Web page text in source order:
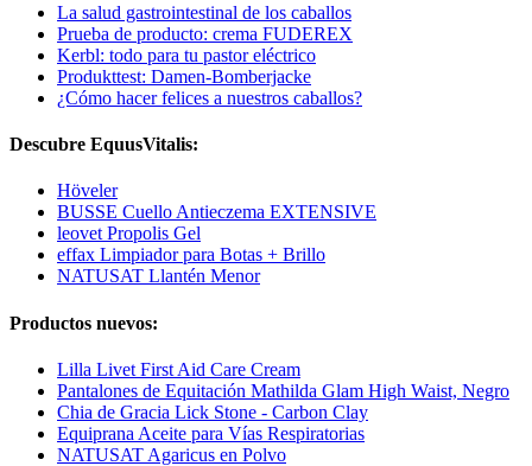
La salud gastrointestinal de los caballos
Prueba de producto: crema FUDEREX
Kerbl: todo para tu pastor eléctrico
Produkttest: Damen-Bomberjacke
¿Cómo hacer felices a nuestros caballos?
Descubre EquusVitalis:
Höveler
BUSSE Cuello Antieczema EXTENSIVE
leovet Propolis Gel
effax Limpiador para Botas + Brillo
NATUSAT Llantén Menor
Productos nuevos:
Lilla Livet First Aid Care Cream
Pantalones de Equitación Mathilda Glam High Waist, Negro
Chia de Gracia Lick Stone - Carbon Clay
Equiprana Aceite para Vías Respiratorias
NATUSAT Agaricus en Polvo